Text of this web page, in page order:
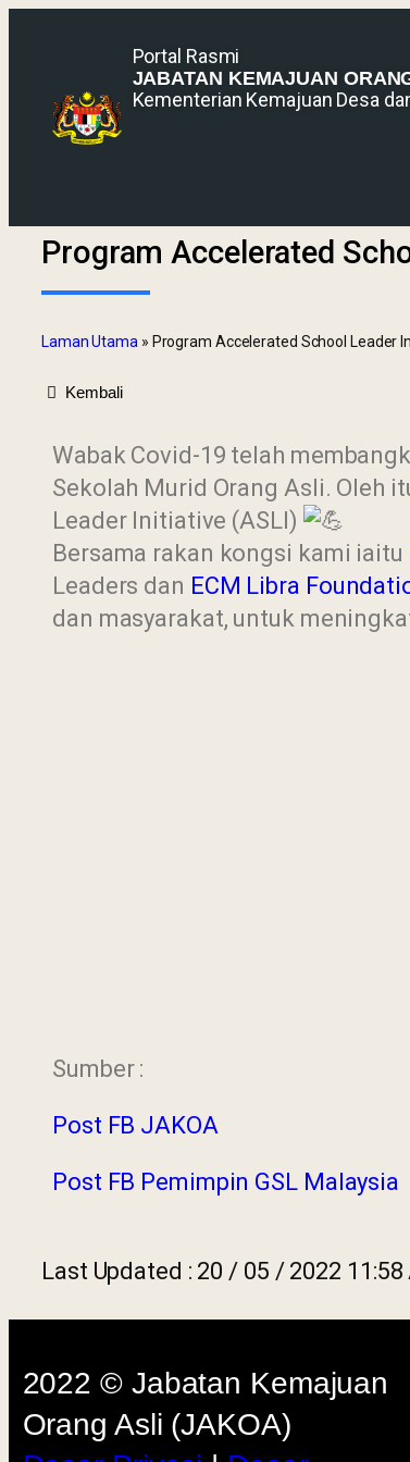
Portal Rasmi
JABATAN KEMAJUAN
Kementerian Kemajuan Desa
Program Accelerated
Laman Utama » Program Accelerated School Leader
Kembali
Wabak Covid-19 telah
Sekolah Murid Orang Asli. Oleh
Leader Initiative (ASLI)
Bersama rakan kongsi kami iaitu
Leaders dan ECM Libra
dan masyarakat, untuk
Sumber :
Post FB JAKOA
Post FB Pemimpin GSL Malaysia
Last Updated : 20 / 05 / 2022 11:58
Orang Asli (JAKOA)
Dasar Privasi|Dasar